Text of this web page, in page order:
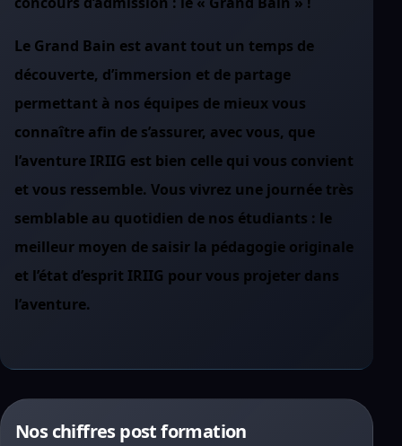
Le Grand Bain est avant tout un temps de
découverte, d’immersion et de partage
permettant à nos équipes de mieux vous
connaître afin de s’assurer, avec vous, que
l’aventure IRIIG est bien celle qui vous convient
et vous ressemble. Vous vivrez une journée très
semblable au quotidien de nos étudiants : le
meilleur moyen de saisir la pédagogie originale
et l’état d’esprit IRIIG pour vous projeter dans
l’aventure.
Nos chiffres post formation